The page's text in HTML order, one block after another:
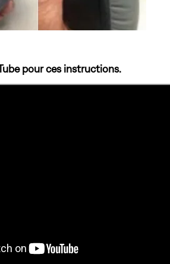
pour ces instructions.